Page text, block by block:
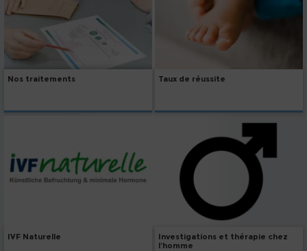
Nos traitements Taux de réussite
IVF Naturelle
Investigations et thérapie chez
l’homme